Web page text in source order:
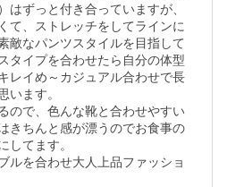
はずっと付き合っていますが、
て、ストレッチをしてラインに
敵なパンツスタイルを目指して
タイプを合わせたら自分の体型
レイめ～カジュアル合わせで長
います。
ので、色んな靴と合わせやすい
きちんと感が漂うのでお食事の
してます。
ルを合わせ大人上品ファッショ